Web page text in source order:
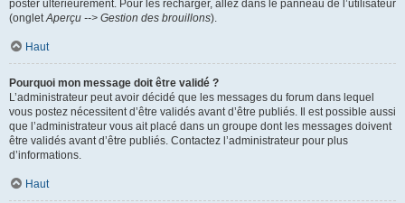
poster ultérieurement. Pour les recharger, allez dans le panneau de l’utilisateur
(ongletAperçu --> Gestion des brouillons).
Haut
Pourquoi mon message doit être validé ?
L’administrateur peut avoir décidé que les messages du forum dans lequel
vous postez nécessitent d’être validés avant d’être publiés. Il est possible aussi
que l’administrateur vous ait placé dans un groupe dont les messages doivent
être validés avant d’être publiés. Contactez l’administrateur pour plus
d’informations.
Haut